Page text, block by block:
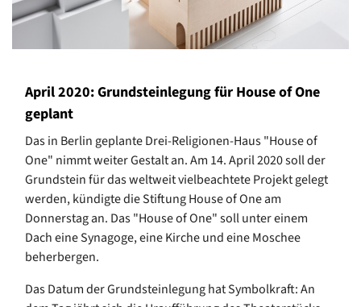
April 2020: Grundsteinlegung für House of One
geplant
Das in Berlin geplante Drei-Religionen-Haus "House of
One" nimmt weiter Gestalt an. Am 14. April 2020 soll der
Grundstein für das weltweit vielbeachtete Projekt gelegt
werden, kündigte die Stiftung House of One am
Donnerstag an. Das "House of One" soll unter einem
Dach eine Synagoge, eine Kirche und eine Moschee
beherbergen.
Das Datum der Grundsteinlegung hat Symbolkraft: An